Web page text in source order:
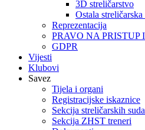
3D streličarstvo
Ostala streličarska
Reprezentacija
PRAVO NA
GDPR
Vijesti
Klubovi
Savez
Tijela i organi
Registracijske iskaznice
Sekcija streličarskih
Sekcija ZHST treneri